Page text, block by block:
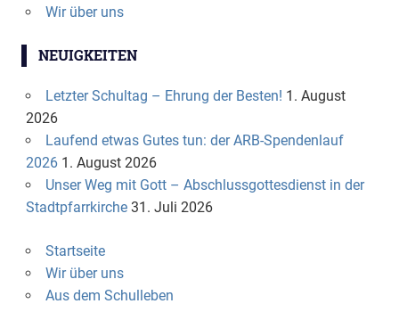
Wir über uns
NEUIGKEITEN
Letzter Schultag – Ehrung der Besten! 1. August
2026
Laufend etwas Gutes tun: der ARB-Spendenlauf
2026 1. August 2026
Unser Weg mit Gott – Abschlussgottesdienst in der
Stadtpfarrkirche 31. Juli 2026
Startseite
Wir über uns
Aus dem Schulleben